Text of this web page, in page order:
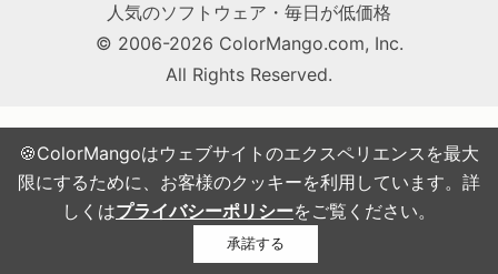
🍪ColorMangoはウェブサイトのエクスペリエンスを最大
限にするために、お客様のクッキーを利用しています。詳
しくはプライバシーポリシーをご覧ください。
承諾する
人気のソフトウェア・毎日が低価格
© 2006-2026 ColorMango.com, Inc.
All Rights Reserved.